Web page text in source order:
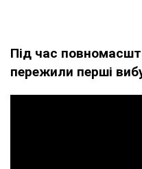
Під час
пережили перші